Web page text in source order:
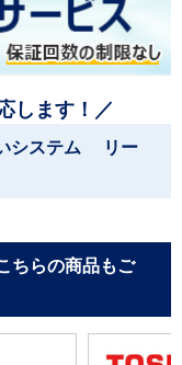
します！／
システム リー
ちらの商品もご